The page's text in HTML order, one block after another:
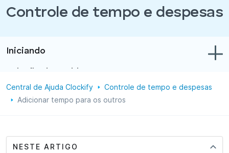
Controle de tempo e despesas
Iniciando
Controle de tempo e despesas
Projetos
Central de Ajuda Clockify
Controle de tempo e despesas
Adicionar tempo para os outros
NESTE ARTIGO